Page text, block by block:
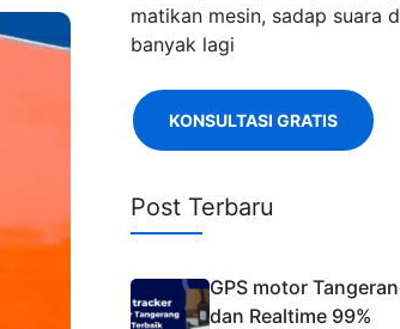
matikan mesin, sadap suara
banyak lagi
KONSULTASI GRATIS
Post Terbaru
GPS motor
dan Realtime 99%